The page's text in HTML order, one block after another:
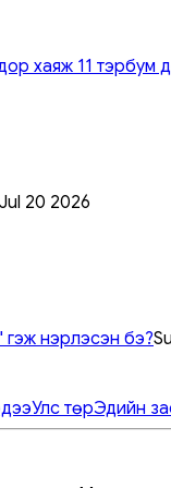
хаяж 11 тэрбум
20 2026
нэрлэсэн бэ?
Улс төрЭдийн